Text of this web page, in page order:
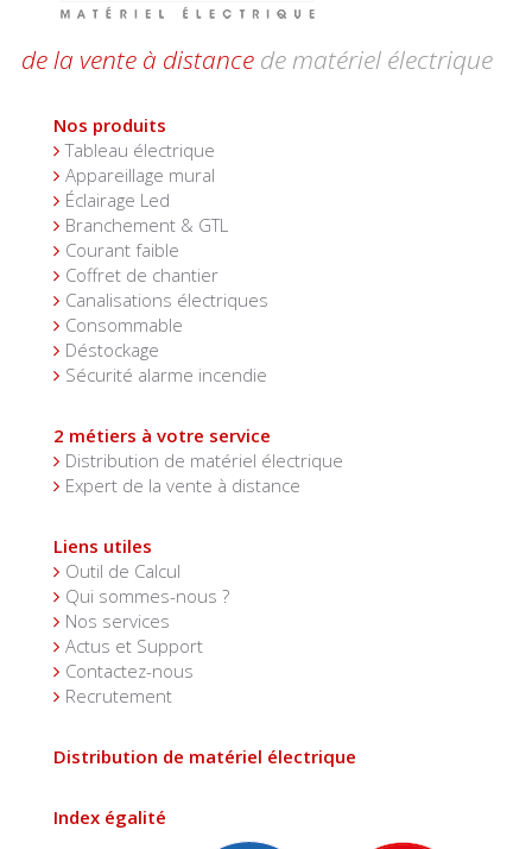
de la vente à distance de matériel électrique
Nos produits
Tableau électrique
Appareillage mural
Éclairage Led
Branchement & GTL
Courant faible
Coffret de chantier
Canalisations électriques
Consommable
Déstockage
Sécurité alarme incendie
2 métiers à votre service
Distribution de matériel électrique
Expert de la vente à distance
Liens utiles
Outil de Calcul
Qui sommes-nous ?
Nos services
Actus et Support
Contactez-nous
Recrutement
Distribution de matériel électrique
Index égalité